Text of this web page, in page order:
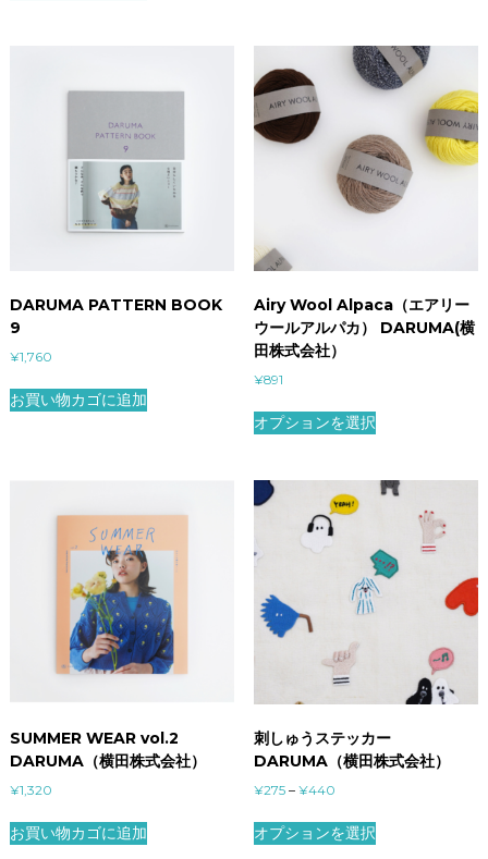
DARUMA PATTERN BOOK
9
¥1,760
お買い物カゴに追加
Airy Wool Alpaca（エアリー
ウールアルパカ） DARUMA(横
田株式会社）
¥891
オプションを選択
SUMMER WEAR vol.2
DARUMA（横田株式会社）
¥1,320
お買い物カゴに追加
刺しゅうステッカー
DARUMA（横田株式会社）
¥275– ¥440
オプションを選択